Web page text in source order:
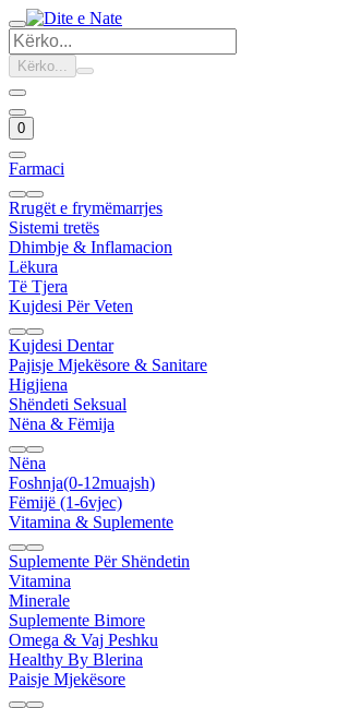
Kërko...
0
Farmaci
Rrugët e frymëmarrjes
Sistemi tretës
Dhimbje & Inflamacion
Lëkura
Të Tjera
Kujdesi Për Veten
Kujdesi Dentar
Pajisje Mjekësore & Sanitare
Higjiena
Shëndeti Seksual
Nëna & Fëmija
Nëna
Foshnja(0-12muajsh)
Fëmijë (1-6vjec)
Vitamina & Suplemente
Suplemente Për Shëndetin
Vitamina
Minerale
Suplemente Bimore
Omega & Vaj Peshku
Healthy By Blerina
Paisje Mjekësore